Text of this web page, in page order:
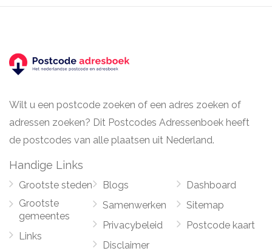
Wilt u een postcode zoeken of een adres zoeken of
adressen zoeken? Dit Postcodes Adressenboek heeft
de postcodes van alle plaatsen uit Nederland.
Handige Links
Grootste steden
Grootste
gemeentes
Links
Blogs
Samenwerken
Privacybeleid
Disclaimer
Dashboard
Sitemap
Postcode kaart